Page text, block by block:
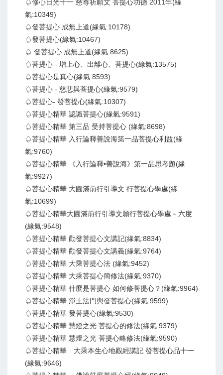
♤修心日光十一 慈尊祈願文 菩提心功德 2011年(緣
氣:10349)
♤發菩提心 成無上道(緣氣:10178)
♤發菩提心(緣氣:10467)
♤ 發菩提心 成無上道(緣氣:8625)
♤菩提心 - 增上心、出離心、菩提心(緣氣:13575)
♤菩提心是真心(緣氣:8593)
♤菩提心 - 慈悲與菩提心(緣氣:9579)
♤菩提心- 發菩提心(緣氣:10307)
♤菩提心精華 認識菩提心(緣氣:9591)
♤菩提心精華 第三品 受持菩提心 (緣氣:8698)
♤菩提心精華 入行論釋善說海第一品菩提心利益(緣
氣:9760)
♤菩提心精華 《入行論釋•善說海》第一品思考題(緣
氣:9927)
♤菩提心精華 大圓滿前行引導文 行菩提心學處(緣
氣:10699)
♤菩提心精華大圓滿前行引導文願行菩提心學處－六度
(緣氣:9548)
♤菩提心精華 勸發菩提心文講記(緣氣:8834)
♤菩提心精華 勸發菩提心文講義(緣氣:9764)
♤菩提心精華 大乘菩提心法 (緣氣:9452)
♤菩提心精華 大乘菩提心簡修法(緣氣:9370)
♤菩提心精華 什麼是菩提心 如何修菩提心？(緣氣:9964)
♤菩提心精華 淨土法門與發菩提心(緣氣:9599)
♤菩提心精華 發菩提心(緣氣:9530)
♤菩提心精華 慧燈之光 菩提心的修法(緣氣:9379)
♤菩提心精華 慧燈之光 菩提心略修法(緣氣:9590)
♤菩提心精華 大乘本生心地觀經講記 發菩提心品十一
(緣氣:9646)